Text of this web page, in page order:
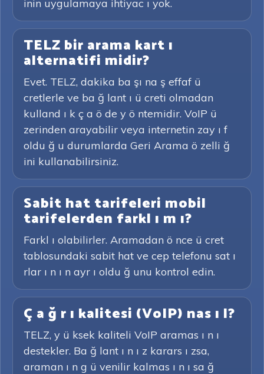
inin uygulamaya ihtiyac ı yok.
TELZ bir arama kart ı
alternatifi midir?
Evet. TELZ, dakika ba şı na ş effaf ü
cretlerle ve ba ğ lant ı ü creti olmadan
kulland ı k ç a ö de y ö ntemidir. VoIP ü
zerinden arayabilir veya internetin zay ı f
oldu ğ u durumlarda Geri Arama ö zelli ğ
ini kullanabilirsiniz.
Sabit hat tarifeleri mobil
tarifelerden farkl ı m ı?
Farkl ı olabilirler. Aramadan ö nce ü cret
tablosundaki sabit hat ve cep telefonu sat ı
rlar ı n ı n ayr ı oldu ğ unu kontrol edin.
Ç a ğ r ı kalitesi (VoIP) nas ı l?
TELZ, y ü ksek kaliteli VoIP aramas ı n ı
destekler. Ba ğ lant ı n ı z karars ı zsa,
araman ı n g ü venilir kalmas ı n ı sa ğ